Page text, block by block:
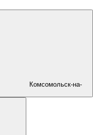
Комсомольск-на-